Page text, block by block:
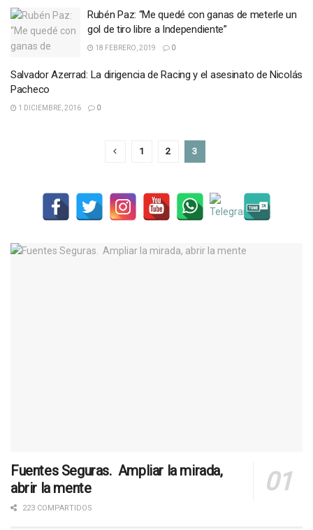
Rubén Paz: “Me quedé con ganas de meterle un
gol de tiro libre a Independiente”
18 FEBRERO, 2019 0
Salvador Azerrad: La dirigencia de Racing y el asesinato de Nicolás
Pacheco
1 DICIEMBRE, 2016 0
1 2 3
Fuentes Seguras. Ampliar la mirada,
abrir la mente
223 COMPARTIDOS